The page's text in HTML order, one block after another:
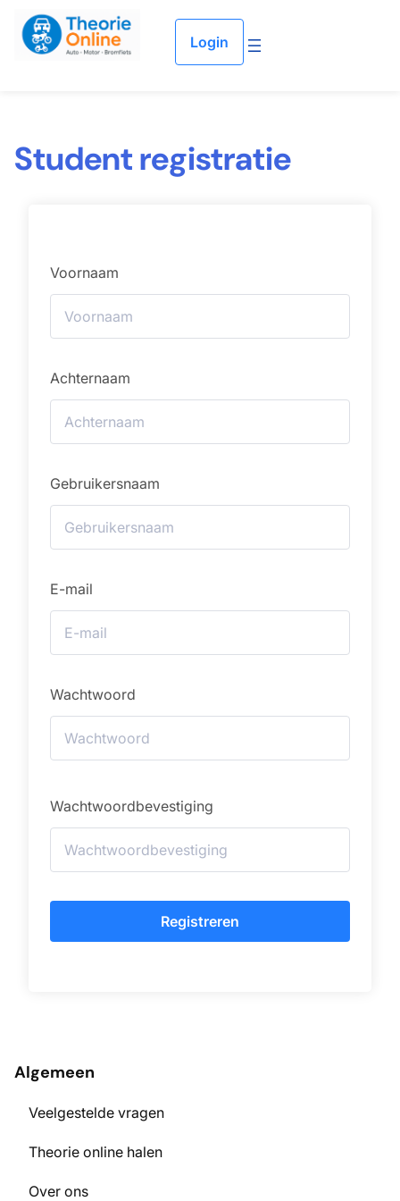
Ga naar de inhoud
Login
Student registratie
Voornaam
Achternaam
Gebruikersnaam
E-mail
Wachtwoord
Wachtwoordbevestiging
Registreren
Algemeen
Veelgestelde vragen
Theorie online halen
Over ons